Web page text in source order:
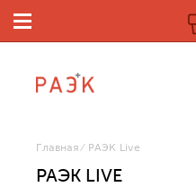
Главная РАЭК Live
РАЭК LIVE